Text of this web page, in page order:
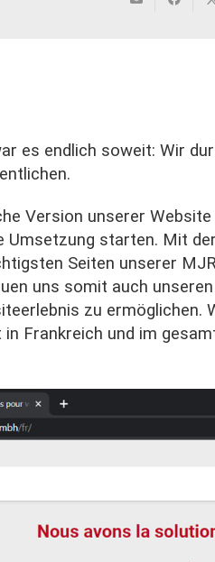
es endlich soweit: Wir
Version unserer
Umsetzung starten. Mit
Seiten unserer
uns somit auch
zu
in Frankreich und im